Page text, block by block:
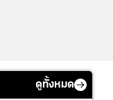
ดูทั้งหมด